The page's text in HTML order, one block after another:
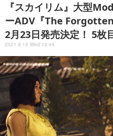
『スカイリム』大型
ーADV『The
2月23日発売決定！ 5枚
2021.9.15 Wed 19:44